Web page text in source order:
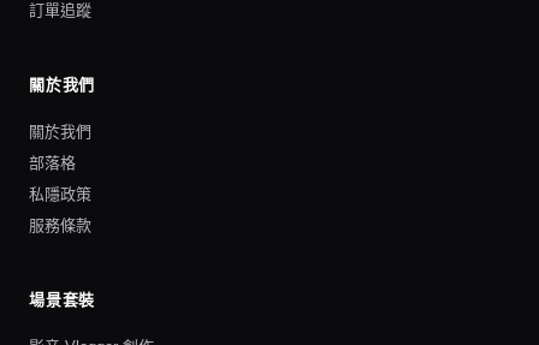
訂單追蹤
關於我們
關於我們
部落格
私隱政策
服務條款
場景套裝